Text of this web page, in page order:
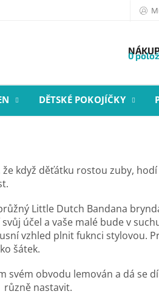
0
DĚTSKÉ POKOJÍČKY
když děťátku rostou zuby,
Little Dutch Bandana
účel a vaše malé bude v
vzhled plnit fuknci stylovou.
šátek.
svém obvodu lemován a dá se
nastavit.